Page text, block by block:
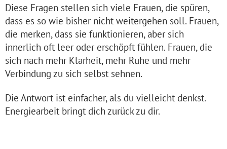
Diese Fragen stellen sich viele Frauen, die spüren,
dass es so wie bisher nicht weitergehen soll. Frauen,
die merken, dass sie funktionieren, aber sich
innerlich oft leer oder erschöpft fühlen. Frauen, die
sich nach mehr Klarheit, mehr Ruhe und mehr
Verbindung zu sich selbst sehnen.
Die Antwort ist einfacher, als du vielleicht denkst.
Energiearbeit bringt dich zurück zu dir.